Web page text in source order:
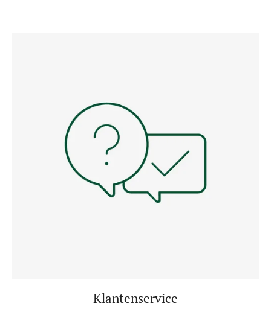
Klantenservice